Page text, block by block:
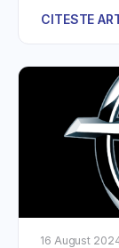
CITESTE
16 August